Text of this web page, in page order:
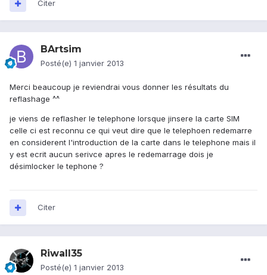
Citer
BArtsim
Posté(e) 1 janvier 2013
Merci beaucoup je reviendrai vous donner les résultats du
reflashage ^^
je viens de reflasher le telephone lorsque jinsere la carte SIM
celle ci est reconnu ce qui veut dire que le telephoen redemarre
en considerent l'introduction de la carte dans le telephone mais il
y est ecrit aucun serivce apres le redemarrage dois je
désimlocker le tephone ?
Citer
Riwall35
Posté(e) 1 janvier 2013